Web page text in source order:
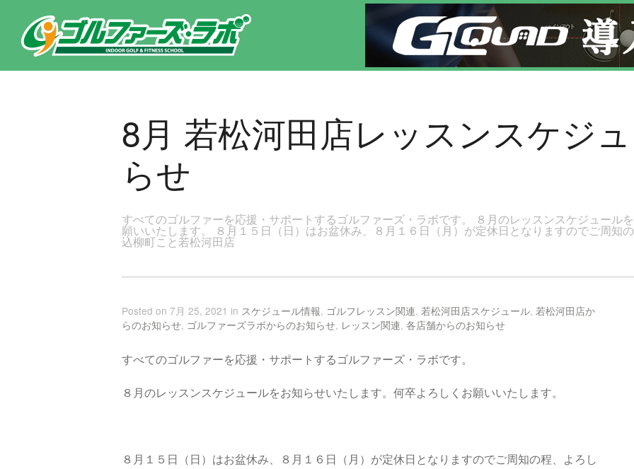
東京都新宿区・文京区ゴルフレッスンのゴルファーズ・ラボ » 8月 若松河田店レッスンスケジュールのお知らせのページです。新宿区、若松河田で気軽にゴルフレッスン！
8月 若松河田店レッスンスケジ
らせ
すべてのゴルファーを応援・サポートするゴルファーズ・ラボです。 ８月のレッスンスケジュール
願いいたします。 ８月１５日（日）はお盆休み、８月１６日（月）が定休日となりますのでご周知
込柳町こと若松河田店
Posted on 7月 25, 2021 in スケジュール情報, ゴルフレッスン関連, 若松河田店スケジュール, 若松河田店か
らのお知らせ, ゴルファーズラボからのお知らせ, レッスン関連, 各店舗からのお知らせ
すべてのゴルファーを応援・サポートするゴルファーズ・ラボです。
８月のレッスンスケジュールをお知らせいたします。何卒よろしくお願いいたします。
８月１５日（日）はお盆休み、８月１６日（月）が定休日となりますのでご周知の程、よろし